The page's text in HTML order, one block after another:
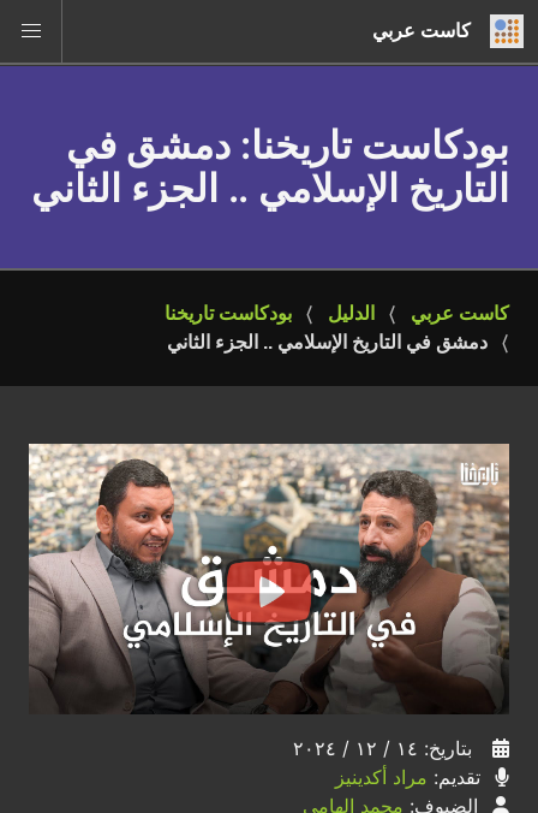
كاست عربي
بودكاست تاريخنا: دمشق في
التاريخ الإسلامي .. الجزء الثاني
كاست عربي الدليل
بودكاست تاريخنا
دمشق في التاريخ الإسلامي .. الجزء الثاني
بتاريخ: ١٤ / ١٢ / ٢٠٢٤
تقديم: مراد أكدينيز
الضيوف: محمد إلهامي